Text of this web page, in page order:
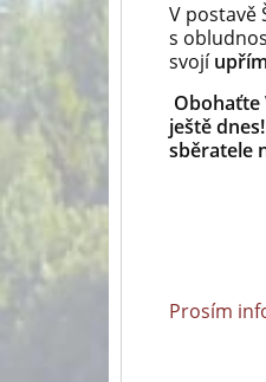
V postavě
s
svojí
Obohaťte
ještě
sběratele
Prosím